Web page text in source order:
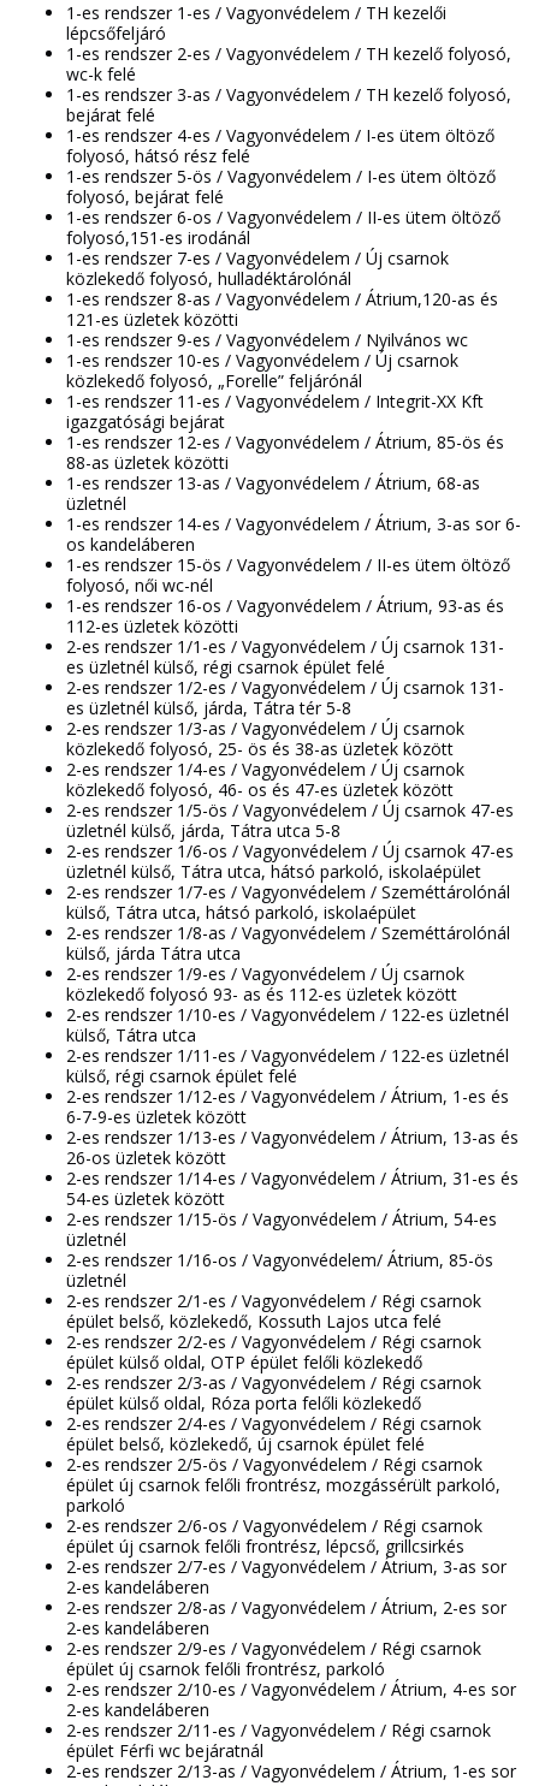
1-es rendszer 1-es / Vagyonvédelem / TH kezelői
lépcsőfeljáró
1-es rendszer 2-es / Vagyonvédelem / TH kezelő folyosó,
wc-k felé
1-es rendszer 3-as / Vagyonvédelem / TH kezelő folyosó,
bejárat felé
1-es rendszer 4-es / Vagyonvédelem / I-es ütem öltöző
folyosó, hátsó rész felé
1-es rendszer 5-ös / Vagyonvédelem / I-es ütem öltöző
folyosó, bejárat felé
1-es rendszer 6-os / Vagyonvédelem / II-es ütem öltöző
folyosó,151-es irodánál
1-es rendszer 7-es / Vagyonvédelem / Új csarnok
közlekedő folyosó, hulladéktárolónál
1-es rendszer 8-as / Vagyonvédelem / Átrium,120-as és
121-es üzletek közötti
1-es rendszer 9-es / Vagyonvédelem / Nyilvános wc
1-es rendszer 10-es / Vagyonvédelem / Új csarnok
közlekedő folyosó, „Forelle” feljárónál
1-es rendszer 11-es / Vagyonvédelem / Integrit-XX Kft
igazgatósági bejárat
1-es rendszer 12-es / Vagyonvédelem / Átrium, 85-ös és
88-as üzletek közötti
1-es rendszer 13-as / Vagyonvédelem / Átrium, 68-as
üzletnél
1-es rendszer 14-es / Vagyonvédelem / Átrium, 3-as sor 6-
os kandeláberen
1-es rendszer 15-ös / Vagyonvédelem / II-es ütem öltöző
folyosó, női wc-nél
1-es rendszer 16-os / Vagyonvédelem / Átrium, 93-as és
112-es üzletek közötti
2-es rendszer 1/1-es / Vagyonvédelem / Új csarnok 131-
es üzletnél külső, régi csarnok épület felé
2-es rendszer 1/2-es / Vagyonvédelem / Új csarnok 131-
es üzletnél külső, járda, Tátra tér 5-8
2-es rendszer 1/3-as / Vagyonvédelem / Új csarnok
közlekedő folyosó, 25- ös és 38-as üzletek között
2-es rendszer 1/4-es / Vagyonvédelem / Új csarnok
közlekedő folyosó, 46- os és 47-es üzletek között
2-es rendszer 1/5-ös / Vagyonvédelem / Új csarnok 47-es
üzletnél külső, járda, Tátra utca 5-8
2-es rendszer 1/6-os / Vagyonvédelem / Új csarnok 47-es
üzletnél külső, Tátra utca, hátsó parkoló, iskolaépület
2-es rendszer 1/7-es / Vagyonvédelem / Szeméttárolónál
külső, Tátra utca, hátsó parkoló, iskolaépület
2-es rendszer 1/8-as / Vagyonvédelem / Szeméttárolónál
külső, járda Tátra utca
2-es rendszer 1/9-es / Vagyonvédelem / Új csarnok
közlekedő folyosó 93- as és 112-es üzletek között
2-es rendszer 1/10-es / Vagyonvédelem / 122-es üzletnél
külső, Tátra utca
2-es rendszer 1/11-es / Vagyonvédelem / 122-es üzletnél
külső, régi csarnok épület felé
2-es rendszer 1/12-es / Vagyonvédelem / Átrium, 1-es és
6-7-9-es üzletek között
2-es rendszer 1/13-es / Vagyonvédelem / Átrium, 13-as és
26-os üzletek között
2-es rendszer 1/14-es / Vagyonvédelem / Átrium, 31-es és
54-es üzletek között
2-es rendszer 1/15-ös / Vagyonvédelem / Átrium, 54-es
üzletnél
2-es rendszer 1/16-os / Vagyonvédelem/ Átrium, 85-ös
üzletnél
2-es rendszer 2/1-es / Vagyonvédelem / Régi csarnok
épület belső, közlekedő, Kossuth Lajos utca felé
2-es rendszer 2/2-es / Vagyonvédelem / Régi csarnok
épület külső oldal, OTP épület felőli közlekedő
2-es rendszer 2/3-as / Vagyonvédelem / Régi csarnok
épület külső oldal, Róza porta felőli közlekedő
2-es rendszer 2/4-es / Vagyonvédelem / Régi csarnok
épület belső, közlekedő, új csarnok épület felé
2-es rendszer 2/5-ös / Vagyonvédelem / Régi csarnok
épület új csarnok felőli frontrész, mozgássérült parkoló,
parkoló
2-es rendszer 2/6-os / Vagyonvédelem / Régi csarnok
épület új csarnok felőli frontrész, lépcső, grillcsirkés
2-es rendszer 2/7-es / Vagyonvédelem / Átrium, 3-as sor
2-es kandeláberen
2-es rendszer 2/8-as / Vagyonvédelem / Átrium, 2-es sor
2-es kandeláberen
2-es rendszer 2/9-es / Vagyonvédelem / Régi csarnok
épület új csarnok felőli frontrész, parkoló
2-es rendszer 2/10-es / Vagyonvédelem / Átrium, 4-es sor
2-es kandeláberen
2-es rendszer 2/11-es / Vagyonvédelem / Régi csarnok
épület Férfi wc bejáratnál
2-es rendszer 2/13-as / Vagyonvédelem / Átrium, 1-es sor